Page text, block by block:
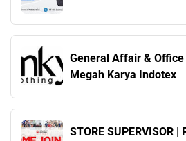
General Affair & Office
Megah Karya Indotex
STORE SUPERVISOR |